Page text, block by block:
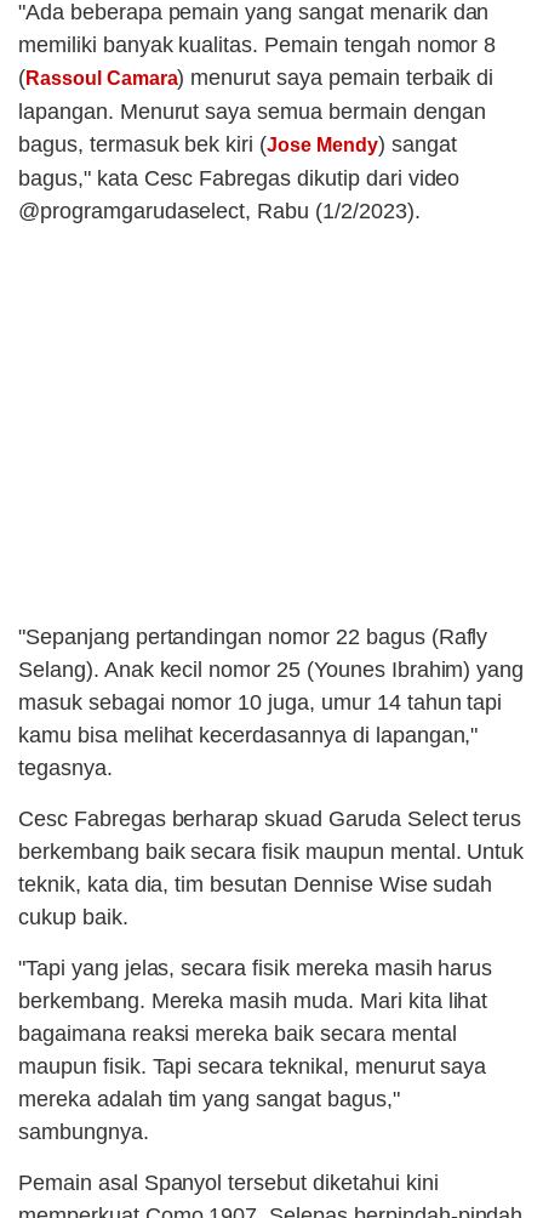
"Ada beberapa pemain yang sangat menarik dan
memiliki banyak kualitas. Pemain tengah nomor 8
(Rassoul Camara) menurut saya pemain terbaik di
lapangan. Menurut saya semua bermain dengan
bagus, termasuk bek kiri (Jose Mendy) sangat
bagus," kata Cesc Fabregas dikutip dari video
@programgarudaselect, Rabu (1/2/2023).
"Sepanjang pertandingan nomor 22 bagus (Rafly
Selang). Anak kecil nomor 25 (Younes Ibrahim) yang
masuk sebagai nomor 10 juga, umur 14 tahun tapi
kamu bisa melihat kecerdasannya di lapangan,"
tegasnya.
Cesc Fabregas berharap skuad Garuda Select terus
berkembang baik secara fisik maupun mental. Untuk
teknik, kata dia, tim besutan Dennise Wise sudah
cukup baik.
"Tapi yang jelas, secara fisik mereka masih harus
berkembang. Mereka masih muda. Mari kita lihat
bagaimana reaksi mereka baik secara mental
maupun fisik. Tapi secara teknikal, menurut saya
mereka adalah tim yang sangat bagus,"
sambungnya.
Pemain asal Spanyol tersebut diketahui kini